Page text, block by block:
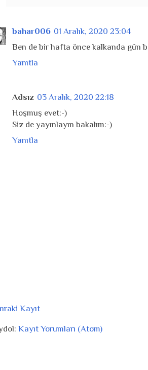
bahar006 01 Aralık, 2020 23:04
Ben de bir hafta önce kalkanda gün
Yanıtla
Adsız 03 Aralık, 2020 22:18
Hoşmuş evet:-)
Siz de yayınlayın bakalım:-)
Yanıtla
Kayıt
Kayıt Yorumları (Atom)